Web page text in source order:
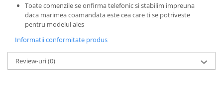
Toate comenzile se onfirma telefonic si stabilim impreuna
daca marimea coamandata este cea care ti se potriveste
pentru modelul ales
Informatii conformitate produs
Review-uri(0)